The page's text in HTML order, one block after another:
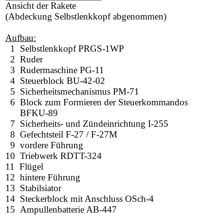
Ansicht der Rakete
(Abdeckung Selbstlenkkopf abgenommen)
Aufbau:
1 Selbstlenkkopf PRGS-1WP
2 Ruder
3 Rudermaschine PG-11
4 Steuerblock BU-42-02
5 Sicherheitsmechanismus PM-71
6 Block zum Formieren der Steuerkommandos
BFKU-89
7 Sicherheits- und Zündeinrichtung I-255
8 Gefechtsteil F-27 / F-27M
9 vordere Führung
10 Triebwerk RDTT-324
11 Flügel
12 hintere Führung
13 Stabilsiator
14 Steckerblock mit Anschluss OSch-4
15 Ampullenbatterie AB-447